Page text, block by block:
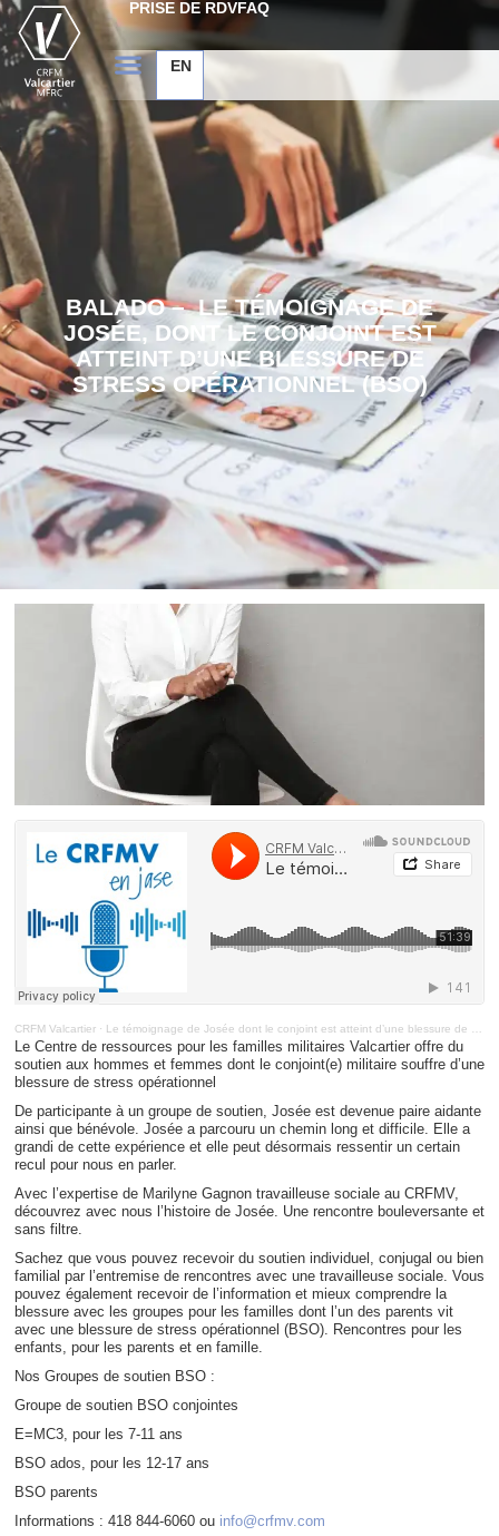
PRISE DE RDVFAQ
EN
BALADO – LE TÉMOIGNAGE DE
JOSÉE, DONT LE CONJOINT EST
ATTEINT D’UNE BLESSURE DE
STRESS OPÉRATIONNEL (BSO)
CRFM Valcartier · Le témoignage de Josée dont le conjoint est atteint d’une blessure de stress opérationnel (BSO)
Le Centre de ressources pour les familles militaires Valcartier offre du
soutien aux hommes et femmes dont le conjoint(e) militaire souffre d’une
blessure de stress opérationnel
De participante à un groupe de soutien, Josée est devenue paire aidante
ainsi que bénévole. Josée a parcouru un chemin long et difficile. Elle a
grandi de cette expérience et elle peut désormais ressentir un certain
recul pour nous en parler.
Avec l’expertise de Marilyne Gagnon travailleuse sociale au CRFMV,
découvrez avec nous l’histoire de Josée. Une rencontre bouleversante et
sans filtre.
Sachez que vous pouvez recevoir du soutien individuel, conjugal ou bien
familial par l’entremise de rencontres avec une travailleuse sociale. Vous
pouvez également recevoir de l’information et mieux comprendre la
blessure avec les groupes pour les familles dont l’un des parents vit
avec une blessure de stress opérationnel (BSO). Rencontres pour les
enfants, pour les parents et en famille.
Nos Groupes de soutien BSO :
Groupe de soutien BSO conjointes
E=MC3, pour les 7-11 ans
BSO ados, pour les 12-17 ans
BSO parents
Informations : 418 844-6060 ou info@crfmv.com